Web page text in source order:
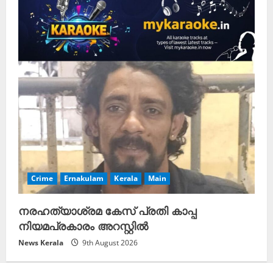
Crime Ernakulam Kerala Main
നരഹത്യാശ്രമ കേസ് പ്രതി കാപ്പ
നിയമപ്രകാരം അറസ്റ്റിൽ
News Kerala 9th August 2026